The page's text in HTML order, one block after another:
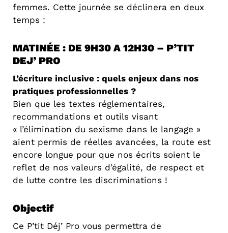
femmes. Cette journée se déclinera en deux
temps :
MATINÉE : DE 9H30 A 12H30 – P’TIT
DEJ’ PRO
L’écriture inclusive : quels enjeux dans nos
pratiques professionnelles ?
Bien que les textes réglementaires,
recommandations et outils visant
« l’élimination du sexisme dans le langage »
aient permis de réelles avancées, la route est
encore longue pour que nos écrits soient le
reflet de nos valeurs d’égalité, de respect et
de lutte contre les discriminations !
Objectif
Ce P’tit Déj’ Pro vous permettra de